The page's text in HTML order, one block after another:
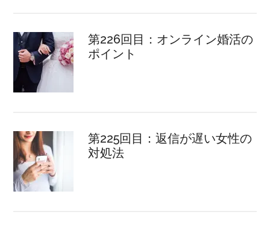
第226回目：オンライン婚活の
ポイント
第225回目：返信が遅い女性の
対処法